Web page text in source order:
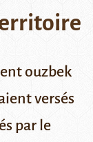
ouzbek
versés
par le